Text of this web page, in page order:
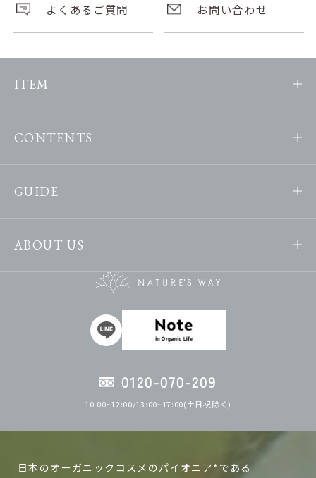
よくあるご質問 お問い合わせ
ITEM
CONTENTS
GUIDE
ABOUT US
0120-070-209
10:00~12:00/13:00~17:00(土日祝除く)
日本のオーガニックコスメのパイオニア*である